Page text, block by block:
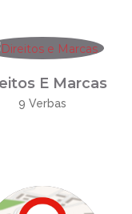
E Marcas
9 Verbas